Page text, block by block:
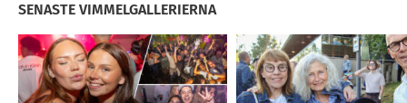
SENASTE VIMMELGALLERIERNA